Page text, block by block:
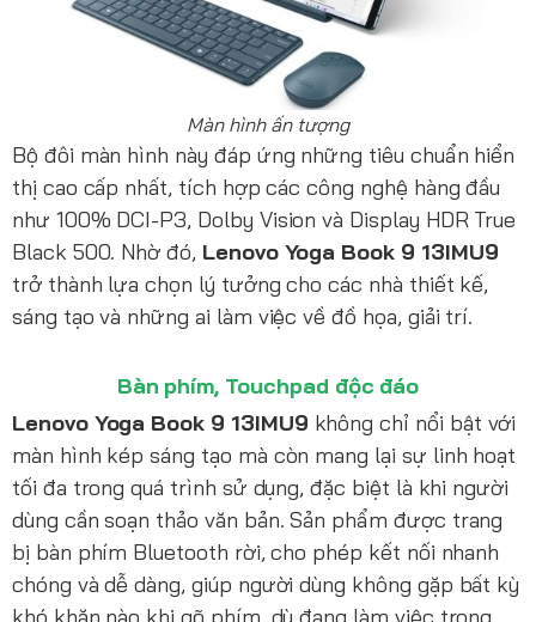
Màn hình ấn tượng
Bộ đôi màn hình này đáp ứng những tiêu chuẩn hiển
thị cao cấp nhất, tích hợp các công nghệ hàng đầu
như 100% DCI-P3, Dolby Vision và Display HDR True
Black 500. Nhờ đó, Lenovo Yoga Book 9 13IMU9
trở thành lựa chọn lý tưởng cho các nhà thiết kế,
sáng tạo và những ai làm việc về đồ họa, giải trí.
Bàn phím, Touchpad độc đáo
Lenovo Yoga Book 9 13IMU9 không chỉ nổi bật với
màn hình kép sáng tạo mà còn mang lại sự linh hoạt
tối đa trong quá trình sử dụng, đặc biệt là khi người
dùng cần soạn thảo văn bản. Sản phẩm được trang
bị bàn phím Bluetooth rời, cho phép kết nối nhanh
chóng và dễ dàng, giúp người dùng không gặp bất kỳ
khó khăn nào khi gõ phím, dù đang làm việc trong